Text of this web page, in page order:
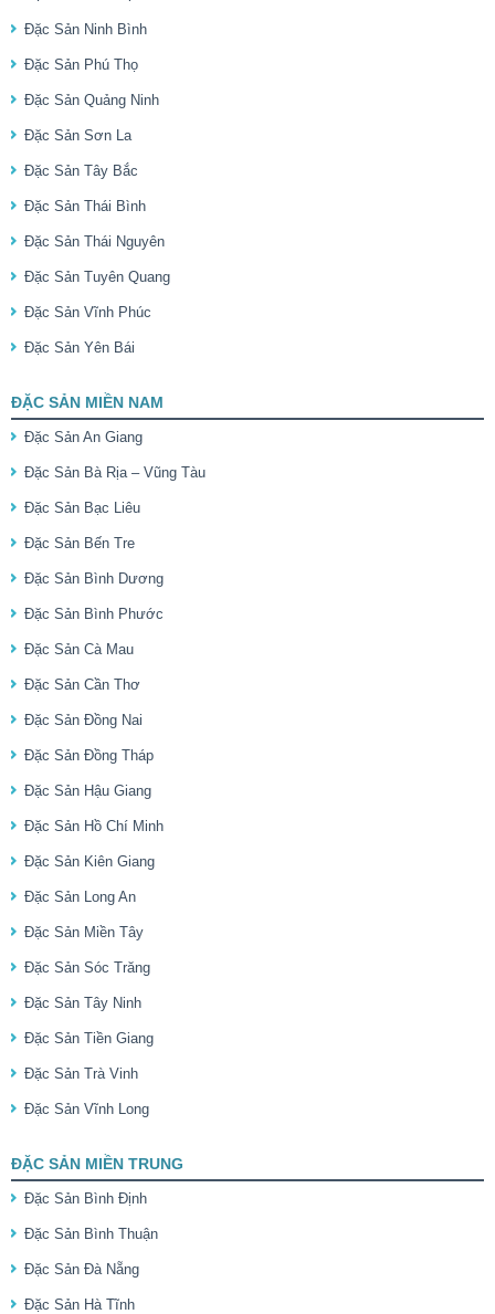
Đặc Sản Ninh Bình
Đặc Sản Phú Thọ
Đặc Sản Quảng Ninh
Đặc Sản Sơn La
Đặc Sản Tây Bắc
Đặc Sản Thái Bình
Đặc Sản Thái Nguyên
Đặc Sản Tuyên Quang
Đặc Sản Vĩnh Phúc
Đặc Sản Yên Bái
ĐẶC SẢN MIỀN NAM
Đặc Sản An Giang
Đặc Sản Bà Rịa – Vũng Tàu
Đặc Sản Bạc Liêu
Đặc Sản Bến Tre
Đặc Sản Bình Dương
Đặc Sản Bình Phước
Đặc Sản Cà Mau
Đặc Sản Cần Thơ
Đặc Sản Đồng Nai
Đặc Sản Đồng Tháp
Đặc Sản Hậu Giang
Đặc Sản Hồ Chí Minh
Đặc Sản Kiên Giang
Đặc Sản Long An
Đặc Sản Miền Tây
Đặc Sản Sóc Trăng
Đặc Sản Tây Ninh
Đặc Sản Tiền Giang
Đặc Sản Trà Vinh
Đặc Sản Vĩnh Long
ĐẶC SẢN MIỀN TRUNG
Đặc Sản Bình Định
Đặc Sản Bình Thuận
Đặc Sản Đà Nẵng
Đặc Sản Hà Tĩnh